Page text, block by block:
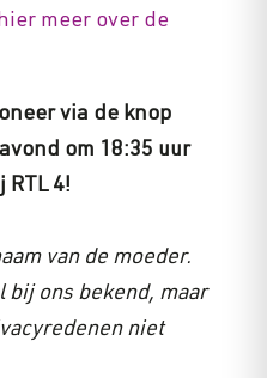
meer over de
via de knop
om 18:35 uur
RTL 4!
van de moeder.
bij ons bekend, maar
niet